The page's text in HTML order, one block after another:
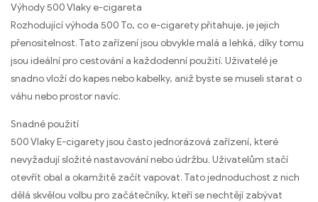
Výhody 500 Vlaky e-cigareta
Rozhodující výhoda 500 To, co e-cigarety přitahuje, je jejich
přenositelnost. Tato zařízení jsou obvykle malá a lehká, díky tomu
jsou ideální pro cestování a každodenní použití. Uživatelé je
snadno vloží do kapes nebo kabelky, aniž byste se museli starat o
váhu nebo prostor navíc.
Snadné použití
500 Vlaky E-cigarety jsou často jednorázová zařízení, které
nevyžadují složité nastavování nebo údržbu. Uživatelům stačí
otevřít obal a okamžitě začít vapovat. Tato jednoduchost z nich
dělá skvělou volbu pro začátečníky, kteří se nechtějí zabývat